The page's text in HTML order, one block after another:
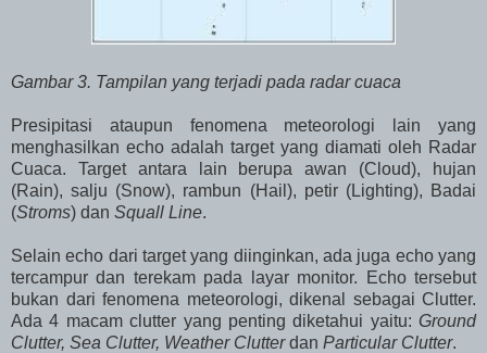
Gambar 3. Tampilan yang terjadi pada radar cuaca
Presipitasi ataupun fenomena meteorologi lain yang
menghasilkan echo adalah target yang diamati oleh Radar
Cuaca. Target antara lain berupa awan (Cloud), hujan
(Rain), salju (Snow), rambun (Hail), petir (Lighting), Badai
(Stroms) dan Squall Line.
Selain echo dari target yang diinginkan, ada juga echo yang
tercampur dan terekam pada layar monitor. Echo tersebut
bukan dari fenomena meteorologi, dikenal sebagai Clutter.
Ada 4 macam clutter yang penting diketahui yaitu: Ground
Clutter, Sea Clutter, Weather Clutterdan Particular Clutter.